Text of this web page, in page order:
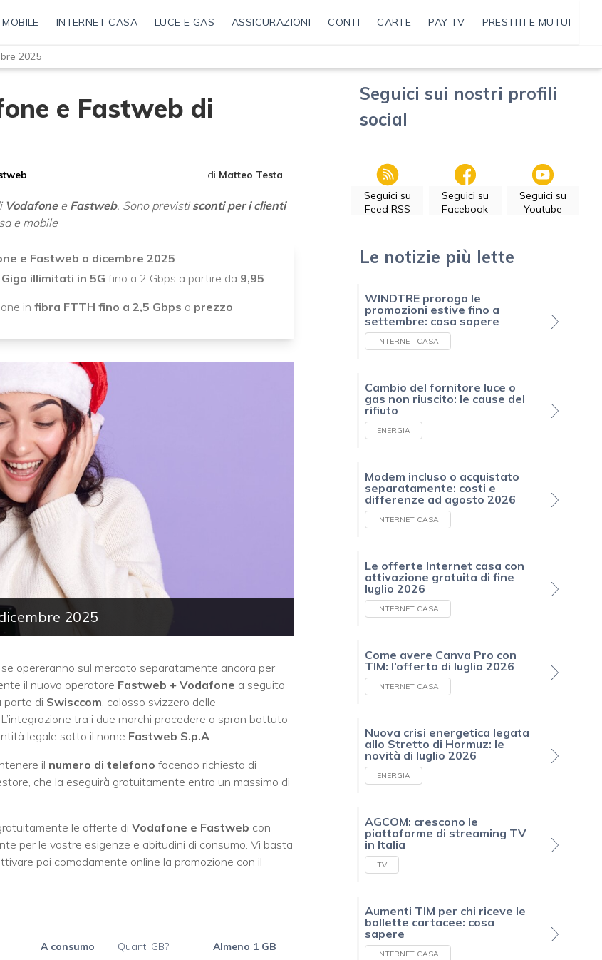
INTERNET CASA LUCE E GAS ASSICURAZIONI CONTI CARTE PAY TV PRESTITI E MUTUI
2025
e Fastweb di
di Matteo Testa
Vodafonee Fastweb. Sono previsti sconti per i clienti
e mobile
e Fastweb a dicembre 2025
Giga illimitati in 5G fino a 2 Gbps a partire da 9,95
in fibra FTTH fino a 2,5 Gbps a prezzo
2025
opereranno sul mercato separatamente ancora per
il nuovo operatore Fastweb + Vodafone a seguito
parte di Swisccom, colosso svizzero delle
L’integrazione tra i due marchi procedere a spron battuto
legale sotto il nome Fastweb S.p.A.
il numero di telefono facendo richiesta di
che la eseguirà gratuitamente entro un massimo di
le offerte di Vodafone e Fastweb con
per le vostre esigenze e abitudini di consumo. Vi basta
poi comodamente online la promozione con il
A consumo Quanti GB? Almeno 1 GB
Seguici sui nostri profili
social
Seguici su
Feed RSS
Seguici su
Facebook
Seguici su
Youtube
Le notizie più lette
WINDTRE proroga le
promozioni estive fino a
settembre: cosa sapere
INTERNET CASA
Cambio del fornitore luce o
gas non riuscito: le cause del
rifiuto
ENERGIA
Modem incluso o acquistato
separatamente: costi e
differenze ad agosto 2026
INTERNET CASA
Le offerte Internet casa con
attivazione gratuita di fine
luglio 2026
INTERNET CASA
Come avere Canva Pro con
TIM: l’offerta di luglio 2026
INTERNET CASA
Nuova crisi energetica legata
allo Stretto di Hormuz: le
novità di luglio 2026
ENERGIA
AGCOM: crescono le
piattaforme di streaming TV
in Italia
TV
Aumenti TIM per chi riceve le
bollette cartacee: cosa
sapere
INTERNET CASA